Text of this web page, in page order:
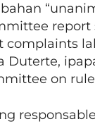
report
complaints
Duterte,
on